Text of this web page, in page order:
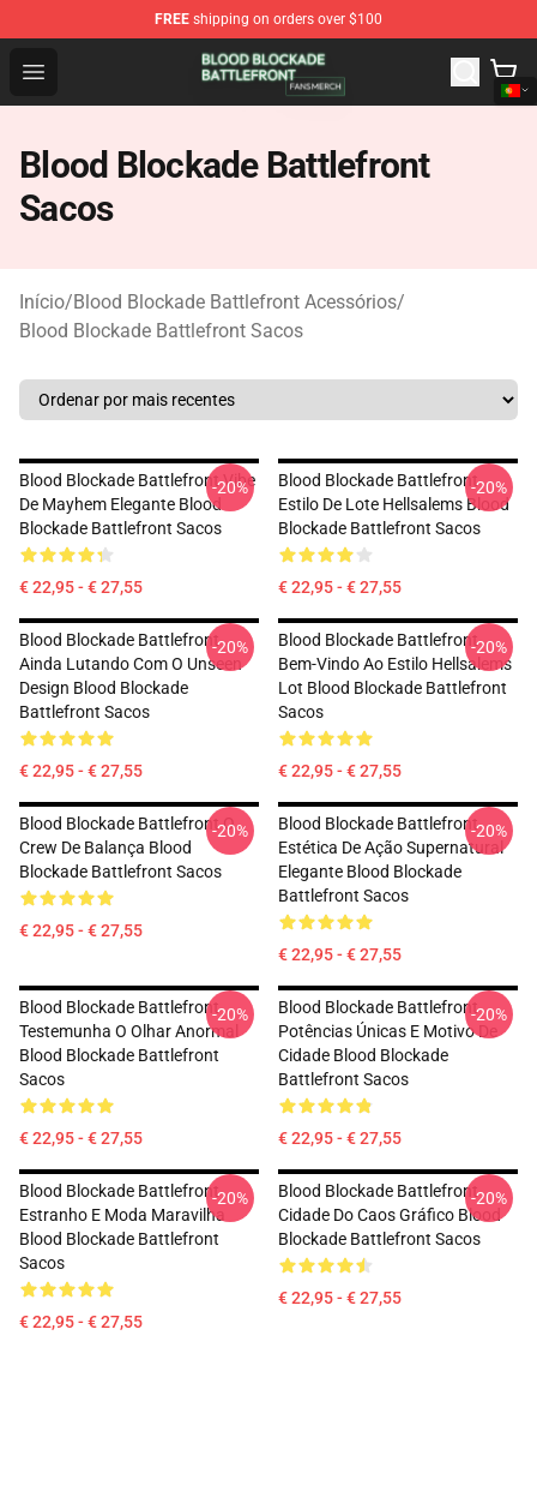
FREE shipping on orders over $100
Open menu
Blood Blockade Battlefront Shop - Official Blood
Blood Blockade Battlefront
Sacos
Início/Blood Blockade Battlefront Acessórios/
Blood Blockade Battlefront Sacos
Blood Blockade Battlefront Vibe
De Mayhem Elegante Blood
Blockade Battlefront Sacos
€ 22,95 - € 27,55
-20%
Blood Blockade Battlefront
Estilo De Lote Hellsalems Blood
Blockade Battlefront Sacos
€ 22,95 - € 27,55
-20%
Blood Blockade Battlefront
Ainda Lutando Com O Unseen
Design Blood Blockade
Battlefront Sacos
€ 22,95 - € 27,55
-20%
Blood Blockade Battlefront
Bem-Vindo Ao Estilo Hellsalems
Lot Blood Blockade Battlefront
Sacos
€ 22,95 - € 27,55
-20%
Blood Blockade Battlefront O
Crew De Balança Blood
Blockade Battlefront Sacos
€ 22,95 - € 27,55
-20%
Blood Blockade Battlefront
Estética De Ação Supernatural
Elegante Blood Blockade
Battlefront Sacos
€ 22,95 - € 27,55
-20%
Blood Blockade Battlefront
Testemunha O Olhar Anormal
Blood Blockade Battlefront
Sacos
€ 22,95 - € 27,55
-20%
Blood Blockade Battlefront
Potências Únicas E Motivo De
Cidade Blood Blockade
Battlefront Sacos
€ 22,95 - € 27,55
-20%
Blood Blockade Battlefront
Estranho E Moda Maravilha
Blood Blockade Battlefront
Sacos
€ 22,95 - € 27,55
-20%
Blood Blockade Battlefront
Cidade Do Caos Gráfico Blood
Blockade Battlefront Sacos
€ 22,95 - € 27,55
-20%